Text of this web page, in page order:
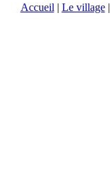
Accueil | Le village|